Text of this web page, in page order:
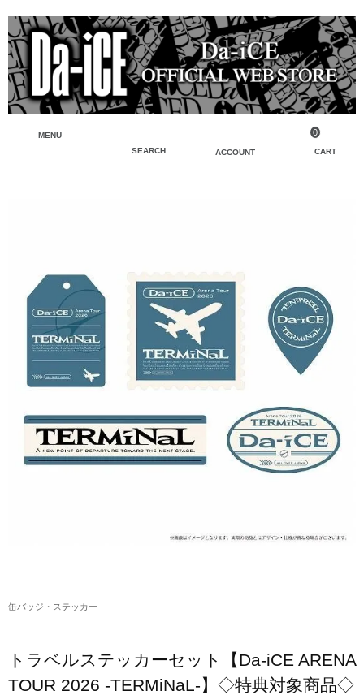
MENU
SEARCH
ACCOUNT CART
0
パーカー・スウェット・ブルゾン
バッグ・ポーチ
キーホルダー・チャーム
アクリルスタンド・アクセサリー・帽子
缶バッジ・ステッカー
生活雑貨・菓子・ゲーム
和田颯｜Wagic Hour Worksグッズ
クリスマスアイテム
缶バッジ・ステッカー
トラベルステッカーセット【Da-iCE ARENA
TOUR 2026 -TERMiNaL-】◇特典対象商品◇